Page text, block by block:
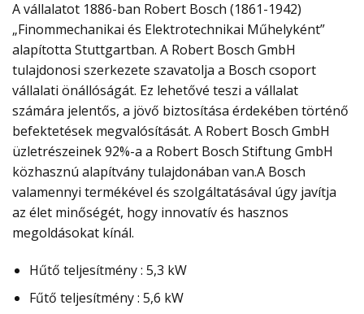
A vállalatot 1886-ban Robert Bosch (1861-1942)
„Finommechanikai és Elektrotechnikai Műhelyként”
alapította Stuttgartban. A Robert Bosch GmbH
tulajdonosi szerkezete szavatolja a Bosch csoport
vállalati önállóságát. Ez lehetővé teszi a vállalat
számára jelentős, a jövő biztosítása érdekében történő
befektetések megvalósítását. A Robert Bosch GmbH
üzletrészeinek 92%-a a Robert Bosch Stiftung GmbH
közhasznú alapítvány tulajdonában van.A Bosch
valamennyi termékével és szolgáltatásával úgy javítja
az élet minőségét, hogy innovatív és hasznos
megoldásokat kínál.
Hűtő teljesítmény : 5,3 kW
Fűtő teljesítmény : 5,6 kW